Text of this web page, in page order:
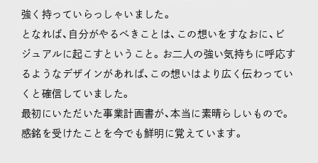
強く持っていらっしゃいました。
となれば、自分がやるべきことは、この想いをすなおに、ビ
ジュアルに起こすということ。お二人の強い気持ちに呼応す
るようなデザインがあれば、この想いはより広く伝わってい
くと確信していました。
最初にいただいた事業計画書が、本当に素晴らしいもので。
感銘を受けたことを今でも鮮明に覚えています。